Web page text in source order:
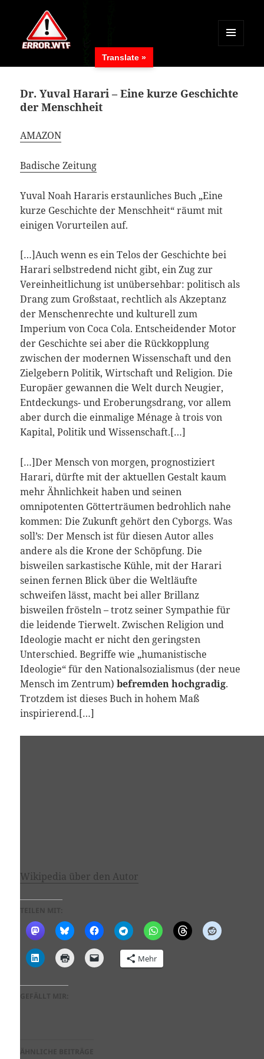
MENÜ
WIDGETS
Dr. Yuval Harari – Eine kurze Geschichte
der Menschheit
AMAZON
Badische Zeitung
Yuval Noah Hararis erstaunliches Buch „Eine
kurze Geschichte der Menschheit“ räumt mit
einigen Vorurteilen auf.
[…]Auch wenn es ein Telos der Geschichte bei
Harari selbstredend nicht gibt, ein Zug zur
Vereinheitlichung ist unübersehbar: politisch als
Drang zum Großstaat, rechtlich als Akzeptanz
der Menschenrechte und kulturell zum
Imperium von Coca Cola. Entscheidender Motor
der Geschichte sei aber die Rückkopplung
zwischen der modernen Wissenschaft und den
Zielgebern Politik, Wirtschaft und Religion. Die
Europäer gewannen die Welt durch Neugier,
Entdeckungs- und Eroberungsdrang, vor allem
aber durch die einmalige Ménage à trois von
Kapital, Politik und Wissenschaft.[…]
[…]Der Mensch von morgen, prognostiziert
Harari, dürfte mit der aktuellen Gestalt kaum
mehr Ähnlichkeit haben und seinen
omnipotenten Götterträumen bedrohlich nahe
kommen: Die Zukunft gehört den Cyborgs. Was
soll’s: Der Mensch ist für diesen Autor alles
andere als die Krone der Schöpfung. Die
bisweilen sarkastische Kühle, mit der Harari
seinen fernen Blick über die Weltläufte
schweifen lässt, macht bei aller Brillanz
bisweilen frösteln – trotz seiner Sympathie für
die leidende Tierwelt. Zwischen Religion und
Ideologie macht er nicht den geringsten
Unterschied. Begriffe wie „humanistische
Ideologie“ für den Nationalsozialismus (der neue
Mensch im Zentrum)befremden hochgradig.
Trotzdem ist dieses Buch in hohem Maß
inspirierend.[…]
Wikipedia über den Autor
Mehr
Translate »